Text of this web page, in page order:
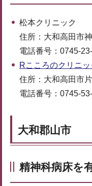
松本クリニック
住所：大和高田市
電話番号：0745-
Rこころのクリニッ
住所：大和高田市
電話番号：0745-
大和郡山市
精神科病床を